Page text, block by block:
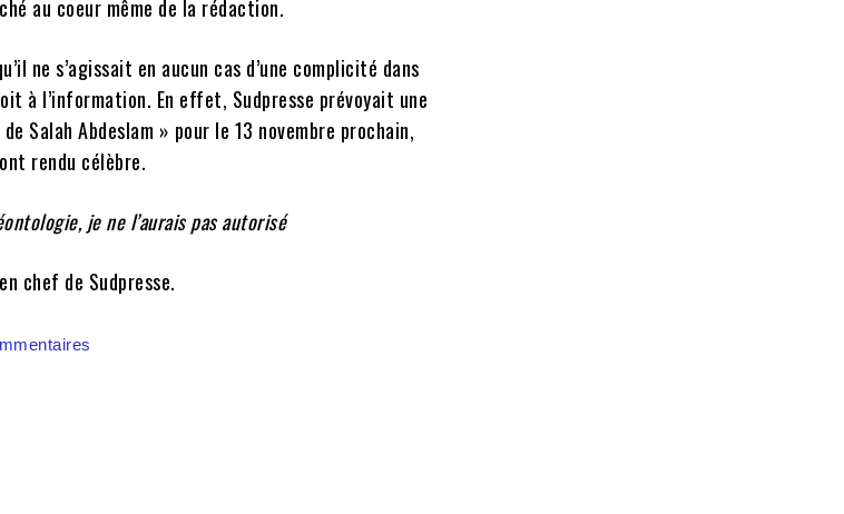
au coeur même de la rédaction.
ne s’agissait en aucun cas d’une complicité dans
à l’information. En effet, Sudpresse prévoyait une
Salah Abdeslam » pour le 13 novembre prochain,
rendu célèbre.
je ne l’aurais pas autorisé
chef de Sudpresse.